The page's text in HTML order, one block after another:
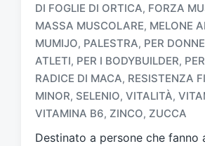
T
a
g
a
t
o
DI FOGLIE DI ORTICA, FORZA
MASSA MUSCOLARE, MELONE
MUMIJO, PALESTRA, PER DONNE
ATLETI, PER I BODYBUILDER,
RADICE DI MACA, RESISTENZA
MINOR, SELENIO, VITALITÀ,
VITAMINA B6, ZINCO, ZUCCA
Destinato a persone che fanno